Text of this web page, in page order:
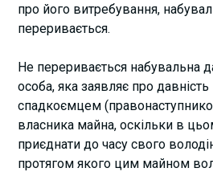
про його витребування,
переривається.
Не переривається набувальна
особа, яка заявляє про давність
спадкоємцем
власника майна, оскільки в
приєднати до часу свого
протягом якого цим майном